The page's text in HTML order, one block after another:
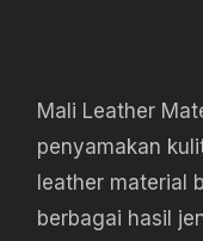
Mali Leather
penyamakan
leather material
berbagai hasil